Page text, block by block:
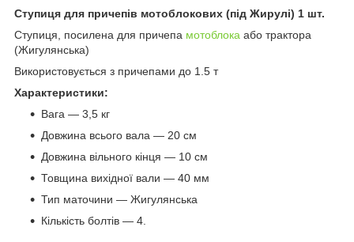
Ступиця для причепів мотоблокових (під Жирулі) 1 шт.
Ступиця, посилена для причепа мотоблока або трактора
(Жигулянська)
Використовується з причепами до 1.5 т
Характеристики:
Вага — 3,5 кг
Довжина всього вала — 20 см
Довжина вільного кінця — 10 см
Товщина вихідної вали — 40 мм
Тип маточини — Жигулянська
Кількість болтів — 4.